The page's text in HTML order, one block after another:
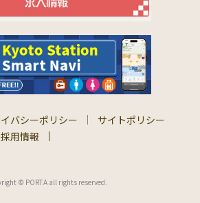
バシーポリシー
サイトポリシー
採用情報
© PORTA all rights reserved.